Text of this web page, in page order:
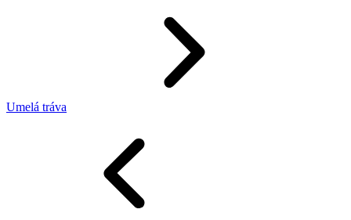
Umelá tráva